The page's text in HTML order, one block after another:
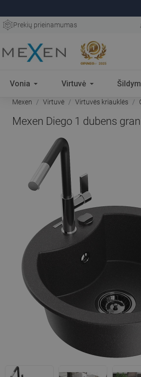
Prekių prieinamumas
Vonia Virtuvė
Mexen Virtuvė Virtuvės kriauklės
Mexen Diego 1 dubens